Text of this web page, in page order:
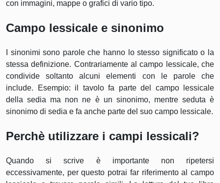
con immagini, mappe o grafici di vario tipo.
Campo lessicale e sinonimo
I sinonimi sono parole che hanno lo stesso significato o la
stessa definizione. Contrariamente al campo lessicale, che
condivide soltanto alcuni elementi con le parole che
include. Esempio: il tavolo fa parte del campo lessicale
della sedia ma non ne è un sinonimo, mentre seduta è
sinonimo di sedia e fa anche parte del suo campo lessicale.
Perchè utilizzare i campi lessicali?
Quando si scrive è importante non ripetersi
eccessivamente, per questo potrai far riferimento al campo